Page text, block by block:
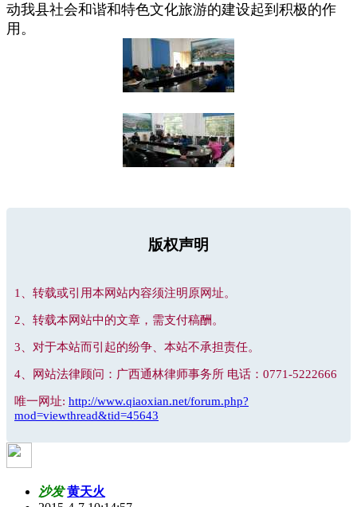
动我县社会和谐和特色文化旅游的建设起到积极的作
用。
版权声明
1、转载或引用本网站内容须注明原网址。
2、转载本网站中的文章，需支付稿酬。
3、对于本站而引起的纷争、本站不承担责任。
4、网站法律顾问：广西通林律师事务所 电话：0771-5222666
唯一网址: http://www.qiaoxian.net/forum.php?
mod=viewthread&tid=45643
沙发 黄天火